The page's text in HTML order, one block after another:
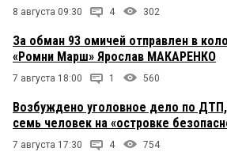
8 августа 09:30 4 302
За обман 93 омичей отправлен в
«Ромни Марш» Ярослав МАКАРЕНКО
7 августа 18:00 1 560
Возбуждено уголовное дело по
семь человек на «островке
7 августа 17:30 4 754